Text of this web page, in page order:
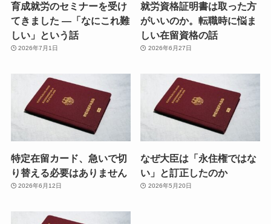
育成就労のセミナーを受け
てきました ―「なにこれ難
しい」という話
2026年7月1日
就労資格証明書は取った方
がいいのか。転職時に悩ま
しい在留資格の話
2026年6月27日
特定在留カード、急いで切
り替える必要はありません
2026年6月12日
なぜ大臣は「永住権ではな
い」と訂正したのか
2026年5月20日